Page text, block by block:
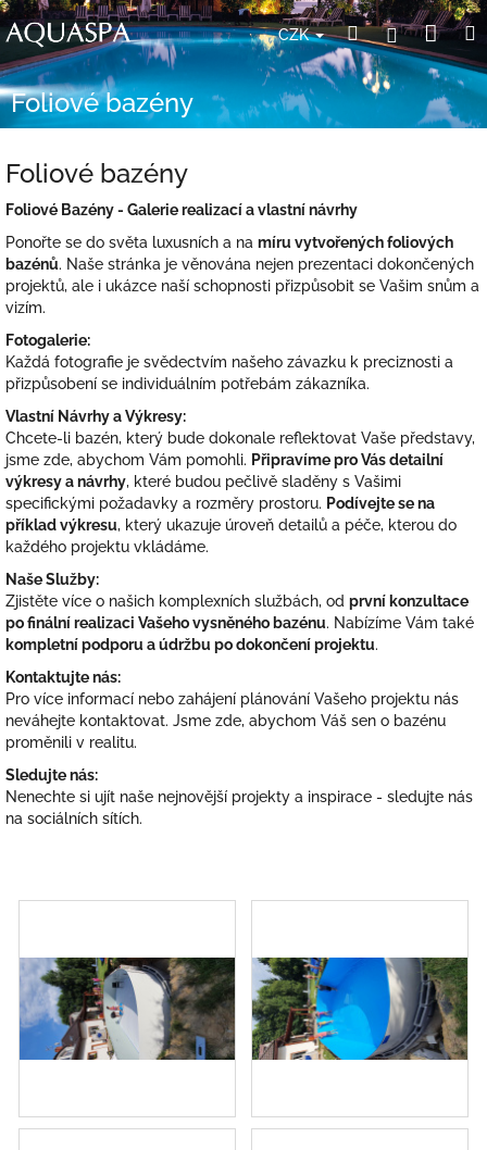
Přejít
na
obsah
CZK HledatPřihlášení
Foliové bazény
Foliové bazény
Foliové Bazény - Galerie realizací a vlastní návrhy
Ponořte se do světa luxusních a na míru vytvořených foliových
bazénů. Naše stránka je věnována nejen prezentaci dokončených
projektů, ale i ukázce naší schopnosti přizpůsobit se Vašim snům a
vizím.
Fotogalerie:
Každá fotografie je svědectvím našeho závazku k preciznosti a
přizpůsobení se individuálním potřebám zákazníka.
Vlastní Návrhy a Výkresy:
Chcete-li bazén, který bude dokonale reflektovat Vaše představy,
jsme zde, abychom Vám pomohli. Připravíme pro Vás detailní
výkresy a návrhy, které budou pečlivě sladěny s Vašimi
specifickými požadavky a rozměry prostoru. Podívejte se na
příklad výkresu, který ukazuje úroveň detailů a péče, kterou do
každého projektu vkládáme.
Naše Služby:
Zjistěte více o našich komplexních službách, od první konzultace
po finální realizaci Vašeho vysněného bazénu. Nabízíme Vám také
kompletní podporu a údržbu po dokončení projektu.
Kontaktujte nás:
Pro více informací nebo zahájení plánování Vašeho projektu nás
neváhejte kontaktovat. Jsme zde, abychom Váš sen o bazénu
proměnili v realitu.
Sledujte nás:
Nenechte si ujít naše nejnovější projekty a inspirace - sledujte nás
na sociálních sítích.